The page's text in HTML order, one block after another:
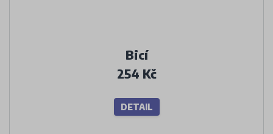
Bicí
254 Kč
DETAIL